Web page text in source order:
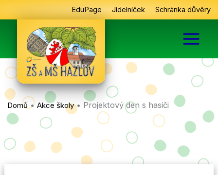
na
EduPage Jídelníček Schránka důvěry
Domů • Akce školy• Projektový den s hasiči